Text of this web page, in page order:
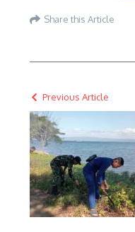
Share this Article
Previous Article